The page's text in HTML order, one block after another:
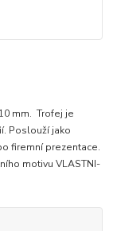
mm. Trofej je
Poslouží jako
firemní prezentace.
motivu VLASTNI-